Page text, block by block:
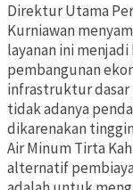
Direktur Utama
Kurniawan
layanan ini
pembangunan
infrastruktur dasar
tidak adanya
dikarenakan
Air Minum Tirta
alternatif